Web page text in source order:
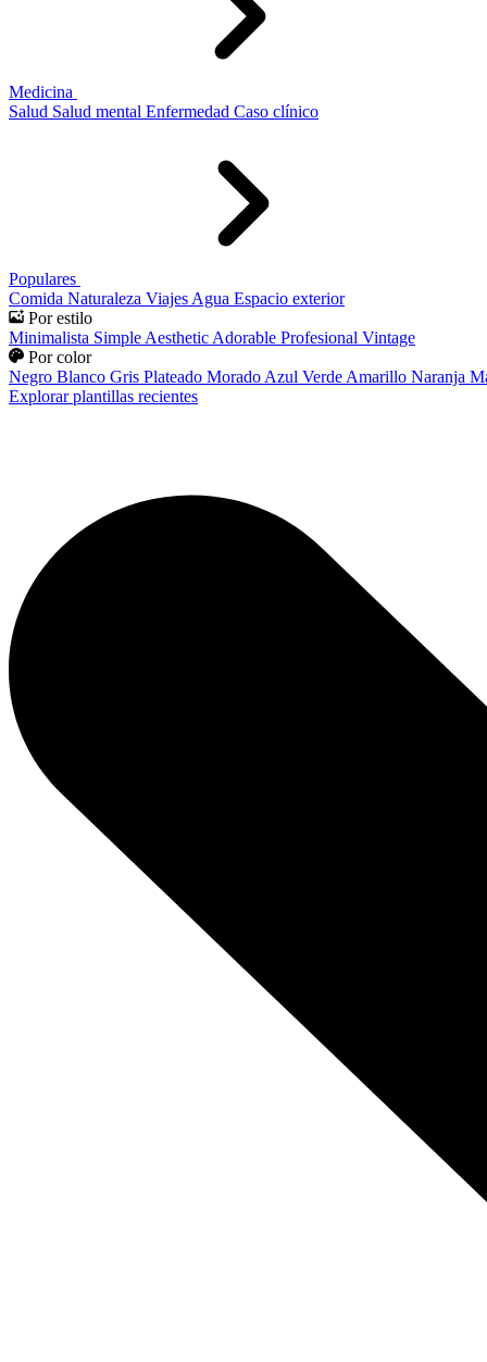
Medicina
Salud Salud mental Enfermedad Caso clínico
Populares
Comida Naturaleza Viajes Agua Espacio exterior
Por estilo
Minimalista Simple Aesthetic Adorable Profesional Vintage
Por color
Negro Blanco Gris Plateado Morado Azul Verde Amarillo Naranja
Explorar plantillas recientes